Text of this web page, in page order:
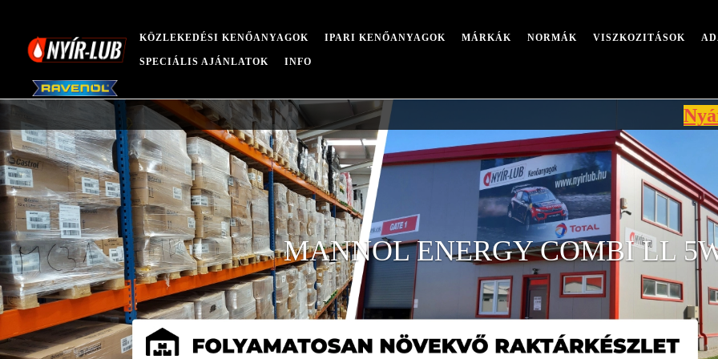
KÖZLEKEDÉSI KENŐANYAGOK IPARI KENŐANYAGOK MÁRKÁK NORMÁK VISZKOZITÁSOK
SPECIÁLIS AJÁNLATOK INFO
Nyári
MANNOL ENERGY COMBI LL